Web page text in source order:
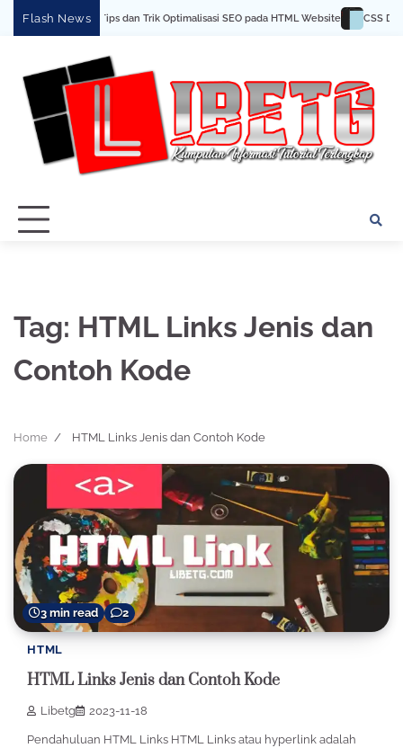
Flash NewsTips dan Trik Optimalisasi SEO pada HTML Website CSS
Tag: HTML Links Jenis dan
Contoh Kode
Home HTML Links Jenis dan Contoh Kode
3 min read 2
HTML
HTML Links Jenis dan Contoh Kode
Libetg 2023-11-18
Pendahuluan HTML Links HTML Links atau hyperlink adalah